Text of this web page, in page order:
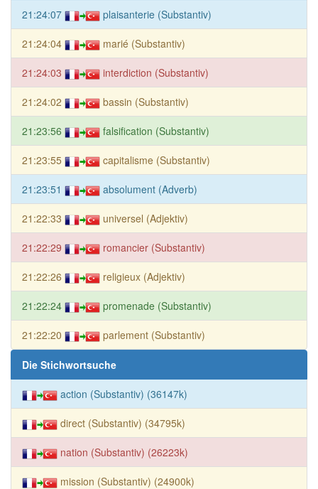
21:24:07 plaisanterie (Substantiv)
21:24:04 marié (Substantiv)
21:24:03 interdiction (Substantiv)
21:24:02 bassin (Substantiv)
21:23:56 falsification (Substantiv)
21:23:55 capitalisme (Substantiv)
21:23:51 absolument (Adverb)
21:22:33 universel (Adjektiv)
21:22:29 romancier (Substantiv)
21:22:26 religieux (Adjektiv)
21:22:24 promenade (Substantiv)
21:22:20 parlement (Substantiv)
Die Stichwortsuche
action (Substantiv) (36147k)
direct (Substantiv) (34795k)
nation (Substantiv) (26223k)
mission (Substantiv) (24900k)